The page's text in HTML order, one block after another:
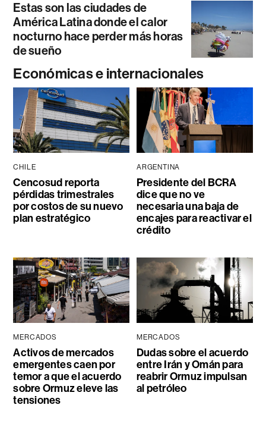
Estas son las ciudades de
América Latina donde el calor
nocturno hace perder más horas
de sueño
Económicas e internacionales
CHILE
Cencosud reporta
pérdidas trimestrales
por costos de su nuevo
plan estratégico
ARGENTINA
Presidente del BCRA
dice que no ve
necesaria una baja de
encajes para reactivar el
crédito
MERCADOS
Activos de mercados
emergentes caen por
temor a que el acuerdo
sobre Ormuz eleve las
tensiones
MERCADOS
Dudas sobre el acuerdo
entre Irán y Omán para
reabrir Ormuz impulsan
al petróleo